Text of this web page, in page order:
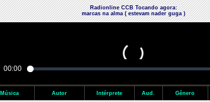
Radionline CCB Tocando agora:
marcas na alma ( estevam nader guga )
00:00
Música Autor Intérprete Aud. Gênero